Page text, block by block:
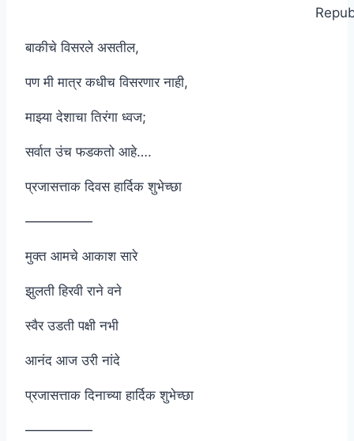
बाकीचे विसरले असतील,
पण मी मात्र कधीच विसरणार नाही,
माझ्या देशाचा तिरंगा ध्वज;
सर्वात उंच फडकतो आहे….
प्रजासत्ताक दिवस हार्दिक शुभेच्छा
—————
मुक्त आमचे आकाश सारे
झुलती हिरवी राने वने
स्वैर उडती पक्षी नभी
आनंद आज उरी नांदे
प्रजासत्ताक दिनाच्या हार्दिक शुभेच्छा
—————